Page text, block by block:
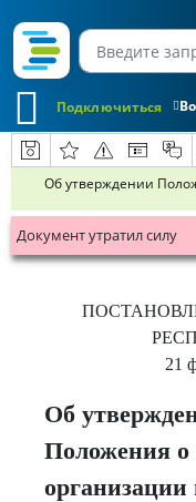
Подключиться
Об утверждении
Документ утратил силу
21
Об
Положения о
организации